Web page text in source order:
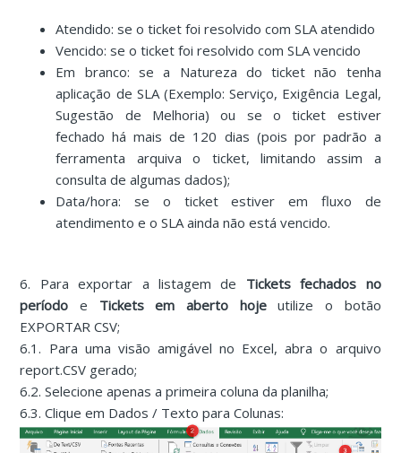
Atendido: se o ticket foi resolvido com SLA atendido
Vencido: se o ticket foi resolvido com SLA vencido
Em branco: se a Natureza do ticket não tenha
aplicação de SLA (Exemplo: Serviço, Exigência Legal,
Sugestão de Melhoria) ou se o ticket estiver
fechado há mais de 120 dias (pois por padrão a
ferramenta arquiva o ticket, limitando assim a
consulta de algumas dados);
Data/hora: se o ticket estiver em fluxo de
atendimento e o SLA ainda não está vencido.
6. Para exportar a listagem de Tickets fechados no
período e Tickets em aberto hojeutilize o botão
EXPORTAR CSV;
6.1. Para uma visão amigável no Excel, abra o arquivo
report.CSV gerado;
6.2. Selecione apenas a primeira coluna da planilha;
6.3. Clique em Dados / Texto para Colunas: